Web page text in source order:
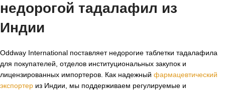
недорогой тадалафил из
Индии
Oddway International поставляет недорогие таблетки тадалафила
для покупателей, отделов институциональных закупок и
лицензированных импортеров. Как надежный фармацевтический
экспортер из Индии, мы поддерживаем регулируемые и